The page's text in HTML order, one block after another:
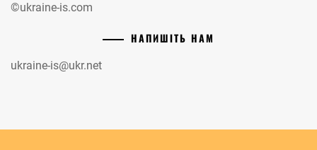
©ukraine-is.com
НАПИШІТЬ НАМ
ukraine-is@ukr.net